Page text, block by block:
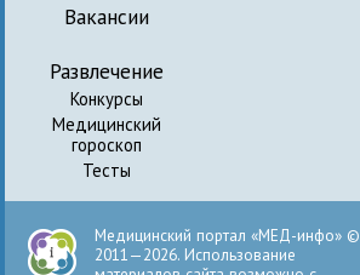
Вакансии
Развлечение
Конкурсы
Медицинский
гороскоп
Тесты
Медицинский портал «МЕД-инфо» ©
2011—2026. Использование